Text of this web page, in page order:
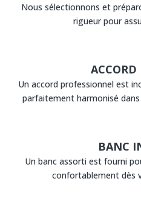
Nous sélectionnons et
rigueur pour
Un accord professionnel est
parfaitement harmonisé
BANC
Un banc assorti est fourni
confortablement dès